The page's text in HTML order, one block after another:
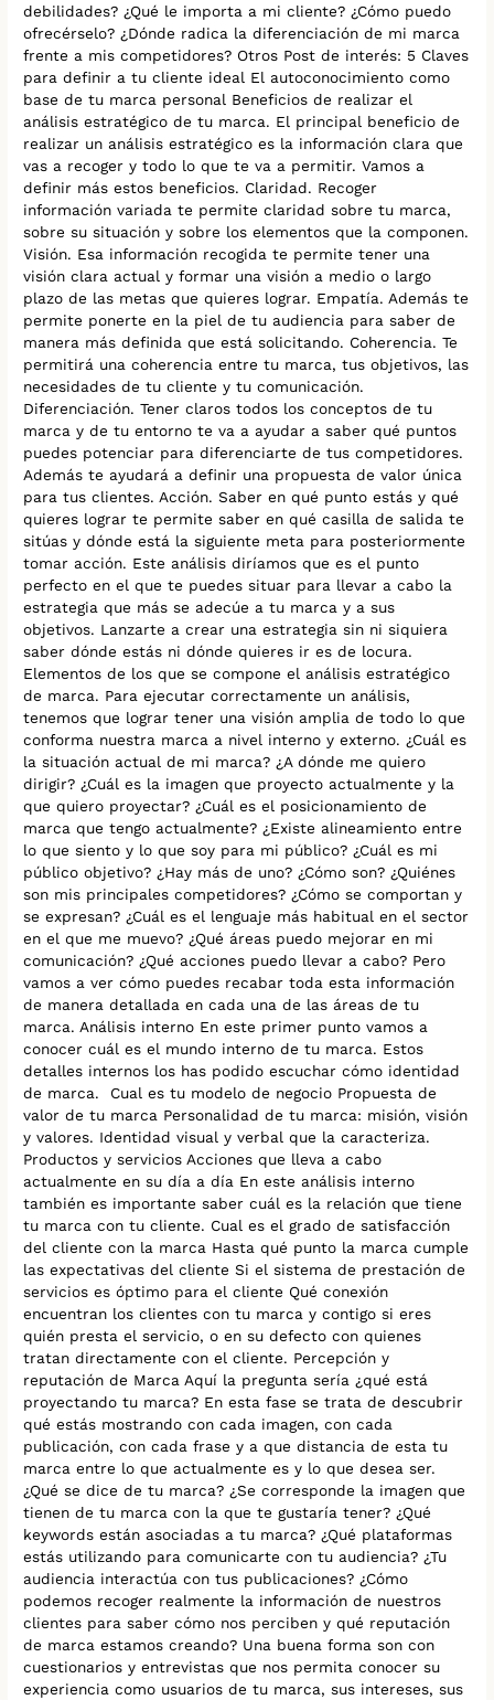
debilidades? ¿Qué le importa a mi cliente? ¿Cómo puedo
ofrecérselo? ¿Dónde radica la diferenciación de mi marca
frente a mis competidores? Otros Post de interés: 5 Claves
para definir a tu cliente ideal El autoconocimiento como
base de tu marca personal Beneficios de realizar el
análisis estratégico de tu marca. El principal beneficio de
realizar un análisis estratégico es la información clara que
vas a recoger y todo lo que te va a permitir. Vamos a
definir más estos beneficios. Claridad. Recoger
información variada te permite claridad sobre tu marca,
sobre su situación y sobre los elementos que la componen.
Visión. Esa información recogida te permite tener una
visión clara actual y formar una visión a medio o largo
plazo de las metas que quieres lograr. Empatía. Además te
permite ponerte en la piel de tu audiencia para saber de
manera más definida que está solicitando. Coherencia. Te
permitirá una coherencia entre tu marca, tus objetivos, las
necesidades de tu cliente y tu comunicación.
Diferenciación. Tener claros todos los conceptos de tu
marca y de tu entorno te va a ayudar a saber qué puntos
puedes potenciar para diferenciarte de tus competidores.
Además te ayudará a definir una propuesta de valor única
para tus clientes. Acción. Saber en qué punto estás y qué
quieres lograr te permite saber en qué casilla de salida te
sitúas y dónde está la siguiente meta para posteriormente
tomar acción. Este análisis diríamos que es el punto
perfecto en el que te puedes situar para llevar a cabo la
estrategia que más se adecúe a tu marca y a sus
objetivos. Lanzarte a crear una estrategia sin ni siquiera
saber dónde estás ni dónde quieres ir es de locura.
Elementos de los que se compone el análisis estratégico
de marca. Para ejecutar correctamente un análisis,
tenemos que lograr tener una visión amplia de todo lo que
conforma nuestra marca a nivel interno y externo. ¿Cuál es
la situación actual de mi marca? ¿A dónde me quiero
dirigir? ¿Cuál es la imagen que proyecto actualmente y la
que quiero proyectar? ¿Cuál es el posicionamiento de
marca que tengo actualmente? ¿Existe alineamiento entre
lo que siento y lo que soy para mi público? ¿Cuál es mi
público objetivo? ¿Hay más de uno? ¿Cómo son? ¿Quiénes
son mis principales competidores? ¿Cómo se comportan y
se expresan? ¿Cuál es el lenguaje más habitual en el sector
en el que me muevo? ¿Qué áreas puedo mejorar en mi
comunicación? ¿Qué acciones puedo llevar a cabo? Pero
vamos a ver cómo puedes recabar toda esta información
de manera detallada en cada una de las áreas de tu
marca. Análisis interno En este primer punto vamos a
conocer cuál es el mundo interno de tu marca. Estos
detalles internos los has podido escuchar cómo identidad
de marca. Cual es tu modelo de negocio Propuesta de
valor de tu marca Personalidad de tu marca: misión, visión
y valores. Identidad visual y verbal que la caracteriza.
Productos y servicios Acciones que lleva a cabo
actualmente en su día a día En este análisis interno
también es importante saber cuál es la relación que tiene
tu marca con tu cliente. Cual es el grado de satisfacción
del cliente con la marca Hasta qué punto la marca cumple
las expectativas del cliente Si el sistema de prestación de
servicios es óptimo para el cliente Qué conexión
encuentran los clientes con tu marca y contigo si eres
quién presta el servicio, o en su defecto con quienes
tratan directamente con el cliente. Percepción y
reputación de Marca Aquí la pregunta sería ¿qué está
proyectando tu marca? En esta fase se trata de descubrir
qué estás mostrando con cada imagen, con cada
publicación, con cada frase y a que distancia de esta tu
marca entre lo que actualmente es y lo que desea ser.
¿Qué se dice de tu marca? ¿Se corresponde la imagen que
tienen de tu marca con la que te gustaría tener? ¿Qué
keywords están asociadas a tu marca? ¿Qué plataformas
estás utilizando para comunicarte con tu audiencia? ¿Tu
audiencia interactúa con tus publicaciones? ¿Cómo
podemos recoger realmente la información de nuestros
clientes para saber cómo nos perciben y qué reputación
de marca estamos creando? Una buena forma son con
cuestionarios y entrevistas que nos permita conocer su
experiencia como usuarios de tu marca, sus intereses, sus